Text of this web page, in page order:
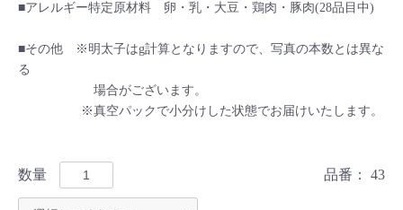
■アレルギー特定原材料 卵・乳・大豆・鶏肉・豚肉(28品目中)
■その他 ※明太子はg計算となりますので、写真の本数とは異な
る
場合がございます。
※真空パックで小分けした状態でお届けいたします。
数量 品番： 43